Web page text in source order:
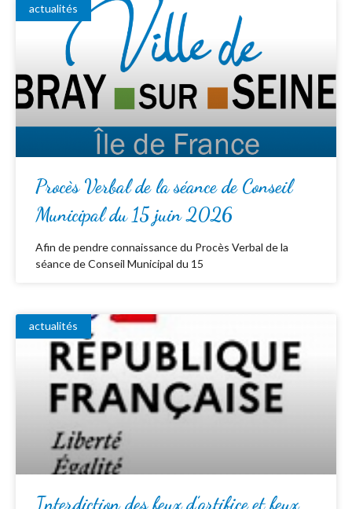
actualités
Procès Verbal de la séance de Conseil
Municipal du 15 juin 2026
Afin de pendre connaissance du Procès Verbal de la
séance de Conseil Municipal du 15
actualités
Interdiction des feux d’artifice et feux